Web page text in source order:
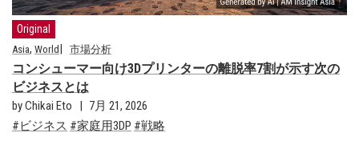
Original
Asia, World 市場分析
コンシューマー向け3Dプリンターの離脱率7割が示す次の
ビジネスとは
by Chikai Eto
7月 21, 2026
ビジネス
家庭用3DP 戦略